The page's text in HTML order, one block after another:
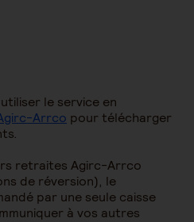
le service en
Arrco pour télécharger
retraites Agirc-Arrco
de réversion), le
par une seule caisse
à vos autres